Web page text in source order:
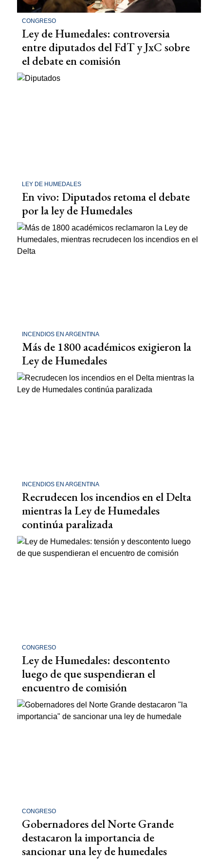
CONGRESO
Ley de Humedales: controversia
entre diputados del FdT y JxC sobre
el debate en comisión
LEY DE HUMEDALES
En vivo: Diputados retoma el debate
por la ley de Humedales
INCENDIOS EN ARGENTINA
Más de 1800 académicos exigieron la
Ley de Humedales
INCENDIOS EN ARGENTINA
Recrudecen los incendios en el Delta
mientras la Ley de Humedales
continúa paralizada
CONGRESO
Ley de Humedales: descontento
luego de que suspendieran el
encuentro de comisión
CONGRESO
Gobernadores del Norte Grande
destacaron la importancia de
sancionar una ley de humedales